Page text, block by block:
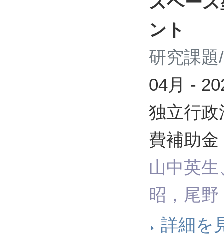
ント
研究課
04月 -
独立行
費補助
山中英
昭，尾
詳細を